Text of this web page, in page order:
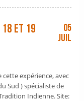
et 19
05
Juil
expérience, avec
Sud ) spécialiste de
Indienne. Site: